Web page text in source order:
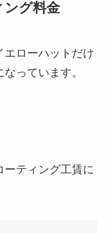
ング料金
エローハットだけ
っています。
ーティング工賃に